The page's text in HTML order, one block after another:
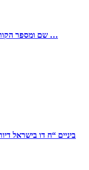
שם ומספר הקורס : ביולוגיה מולקולרית של ההזדקנות 80514 …
ביניים “ח דו בישראל דיור